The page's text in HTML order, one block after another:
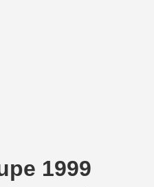
1999